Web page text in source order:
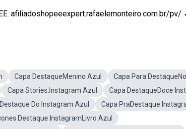
afiliadoshopeeexpert.rafaelemonteiro.com.br/pv/
Capa DestaqueMenino Azul
Capa Para
Capa Stories.Instagram Azul
Capa DestaqueDoce
Do Instagram Azul
Capa PraDestaque
Destaque InstagramLivro Azul